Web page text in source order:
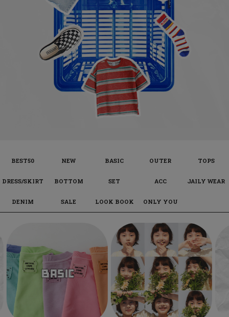
BEST50 NEW BASIC OUTER TOPS
DRESS/SKIRT BOTTOM SET ACC JAILY WEAR
DENIM SALE LOOK BOOK ONLY YOU